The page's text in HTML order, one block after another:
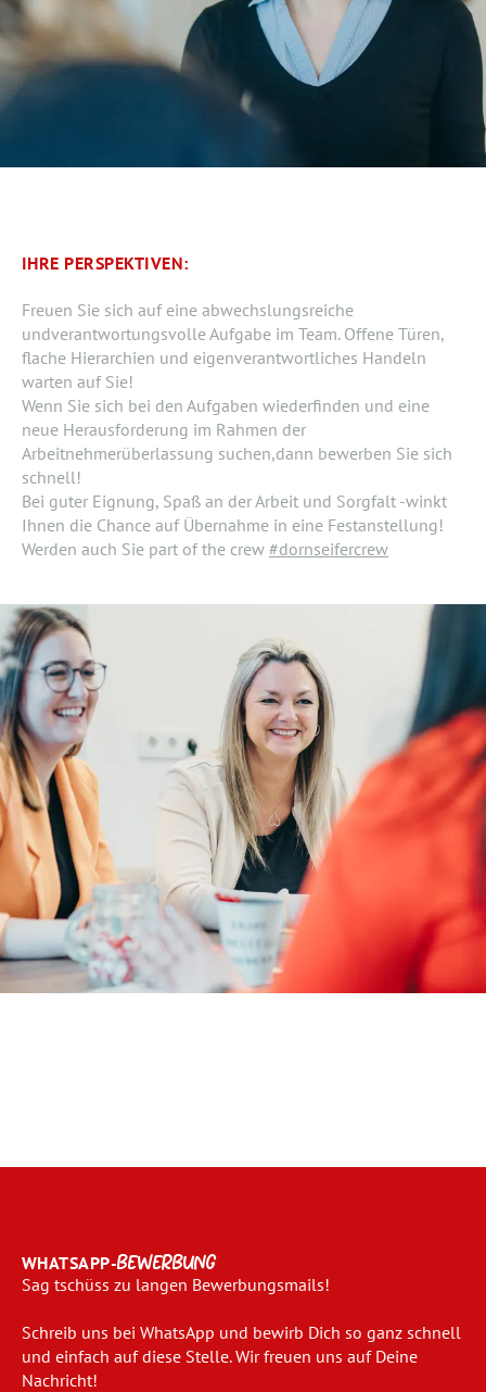
IHRE PERSPEKTIVEN:
Freuen Sie sich auf eine abwechslungsreiche
undverantwortungsvolle Aufgabe im Team. Offene Türen,
flache Hierarchien und eigenverantwortliches Handeln
warten auf Sie!
Wenn Sie sich bei den Aufgaben wiederfinden und eine
neue Herausforderung im Rahmen der
Arbeitnehmerüberlassung suchen,dann bewerben Sie sich
schnell!
Bei guter Eignung, Spaß an der Arbeit und Sorgfalt -winkt
Ihnen die Chance auf Übernahme in eine Festanstellung!
Werden auch Sie part of the crew #dornseifercrew
WHATSAPP-BEWERBUNG
Sag tschüss zu langen Bewerbungsmails!
Schreib uns bei WhatsApp und bewirb Dich so ganz schnell
und einfach auf diese Stelle. Wir freuen uns auf Deine
Nachricht!